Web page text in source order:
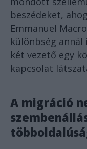
beszédeket,
Emmanuel
különbség
két vezető egy
kapcsolat
A migráció